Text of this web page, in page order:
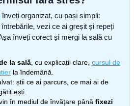
înveți organizat, cu pași simpli:
vezi ce ai greșit și repeți
înveți corect și mergi la sală cu
la sală , cu explicații clare, cursul de
la îndemână.
știi ce ai parcurs, ce mai ai de
ești.
în mediul de învățare până fixezi